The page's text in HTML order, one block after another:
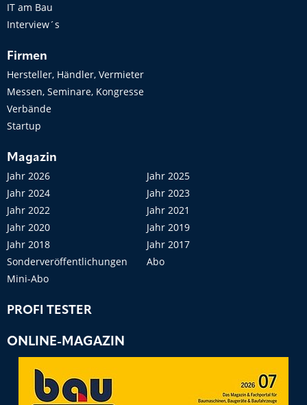
IT am Bau
Interview´s
Firmen
Hersteller, Händler, Vermieter
Messen, Seminare, Kongresse
Verbände
Startup
Magazin
Jahr 2026
Jahr 2025
Jahr 2024
Jahr 2023
Jahr 2022
Jahr 2021
Jahr 2020
Jahr 2019
Jahr 2018
Jahr 2017
Sonderveröffentlichungen
Abo
Mini-Abo
PROFI TESTER
ONLINE-MAGAZIN